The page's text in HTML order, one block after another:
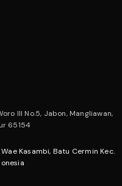
III No.5, Jabon, Mangliawan,
65154
Kasambi, Batu Cermin Kec.